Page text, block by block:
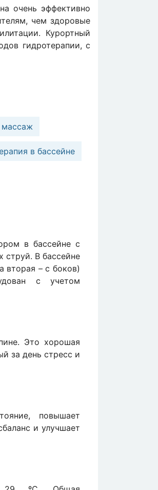
очень эффективно
чем здоровые
Курортный
гидротерапии, с
в бассейне
в бассейне с
струй. В бассейне
вторая – с боков)
с учетом
Это хорошая
за день стресс и
повышает
и улучшает